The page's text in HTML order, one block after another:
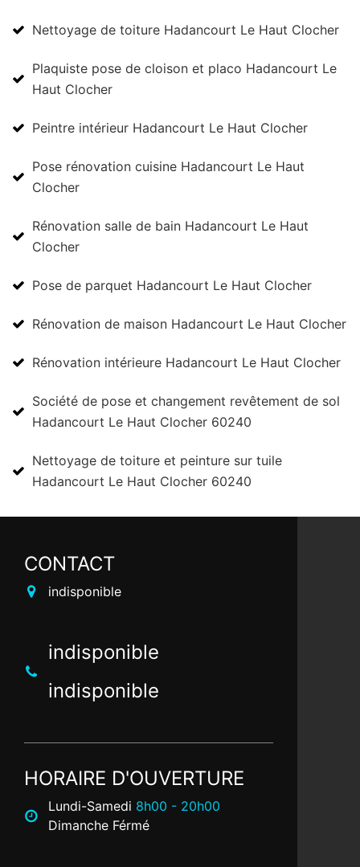
Nettoyage de toiture Hadancourt Le Haut Clocher
Plaquiste pose de cloison et placo Hadancourt Le
Haut Clocher
Peintre intérieur Hadancourt Le Haut Clocher
Pose rénovation cuisine Hadancourt Le Haut
Clocher
Rénovation salle de bain Hadancourt Le Haut
Clocher
Pose de parquet Hadancourt Le Haut Clocher
Rénovation de maison Hadancourt Le Haut Clocher
Rénovation intérieure Hadancourt Le Haut Clocher
Société de pose et changement revêtement de sol
Hadancourt Le Haut Clocher 60240
Nettoyage de toiture et peinture sur tuile
Hadancourt Le Haut Clocher 60240
CONTACT
indisponible
indisponible
indisponible
HORAIRE D'OUVERTURE
Lundi-Samedi 8h00 - 20h00
Dimanche Férmé